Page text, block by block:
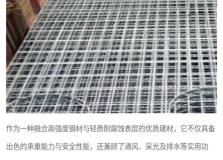
作为一种融合高强度钢材与轻质耐腐蚀表层的优质建材，它不仅具备
出色的承重能力与安全性能，还兼顾了通风、采光及排水等实用功